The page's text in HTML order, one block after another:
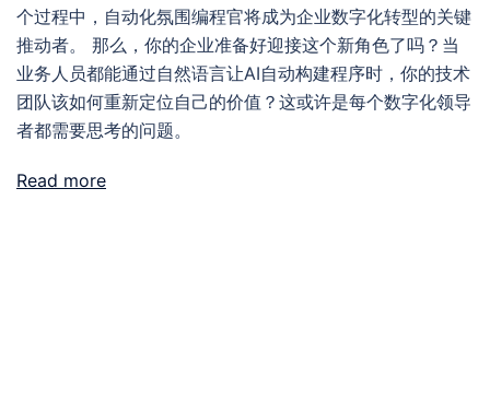
个过程中，自动化氛围编程官将成为企业数字化转型的关键
推动者。 那么，你的企业准备好迎接这个新角色了吗？当
业务人员都能通过自然语言让AI自动构建程序时，你的技术
团队该如何重新定位自己的价值？这或许是每个数字化领导
者都需要思考的问题。
Read more